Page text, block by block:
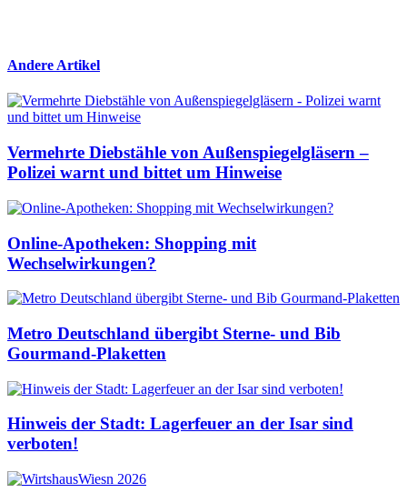
Andere Artikel
Vermehrte Diebstähle von Außenspiegelgläsern –
Polizei warnt und bittet um Hinweise
Online-Apotheken: Shopping mit
Wechselwirkungen?
Metro Deutschland übergibt Sterne- und Bib
Gourmand-Plaketten
Hinweis der Stadt: Lagerfeuer an der Isar sind
verboten!